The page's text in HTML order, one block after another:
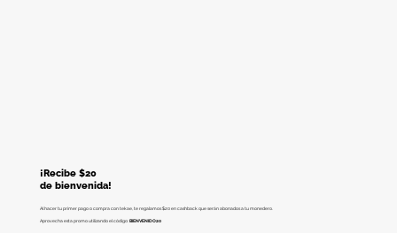
¡Recibe $20
de bienvenida!
Al hacer tu primer pago o compra con tekae, te regalamos $20 en cashback que serán abonados a tu monedero.
Aprovecha esta promo utilizando el código:BIENVENIDO20